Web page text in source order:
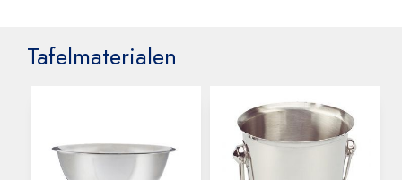
Tafelmaterialen